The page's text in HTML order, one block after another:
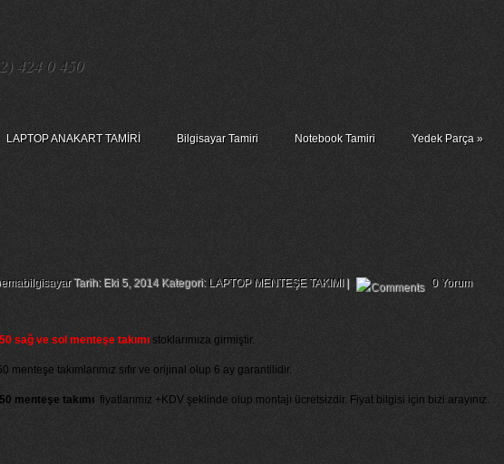
424 0 450
LAPTOP ANAKART TAMİRİ Bilgisayar Tamiri Notebook Tamiri Yedek Parça»
Tarih: Eki 5, 2014 Kategori: LAPTOP MENTEŞE TAKIMI| 0 Yorum
sağ ve sol menteşe takımıstoklarımıza girmiştir.
menteşe takımlarımız sıfır ve orijinal olup 6 ay garantilidir.
menteşe takımı fiyatlarımız +KDV şeklinde olup montajı ücretsizdir. Fiyat bilgisi için bizi arayınız.